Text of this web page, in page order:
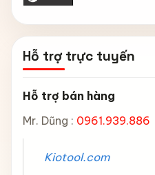
Hỗ trợ trực tuyến
Hỗ trợ bán hàng
Mr. Dũng : 0961.939.886
Kiotool.com